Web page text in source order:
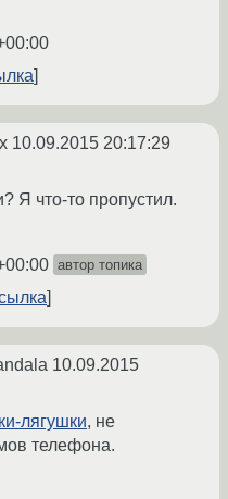
10.09.2015 20:17:29
Я что-то пропустил.
автор топика
10.09.2015
лягушки, не
телефона.